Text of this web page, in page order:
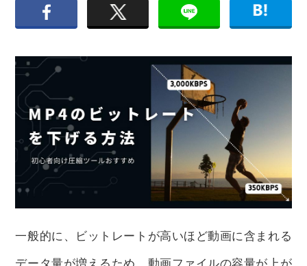
一般的に、ビットレートが高いほど動画に含まれる